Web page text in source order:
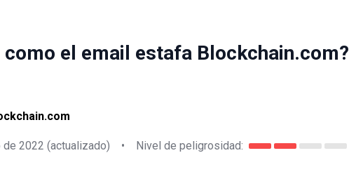
el email estafa Blockchain.com?
de 2022 (actualizado) • Nivel de peligrosidad: